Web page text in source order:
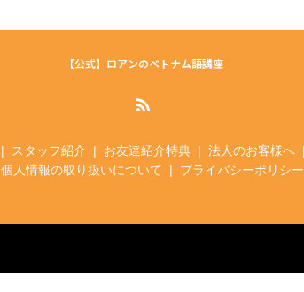
【公式】ロアンのベトナム語講座
スタッフ紹介 お友達紹介特典 法人のお客様へ
個人情報の取り扱いについて
プライバシーポリシー